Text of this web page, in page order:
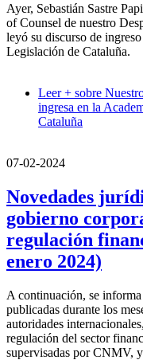
Ayer, Sebastián Sastre
of Counsel de nuestro
leyó su discurso de
Legislación de Cataluña.
Leer + sobre
ingresa en la
Cataluña
07-02-2024
Novedades
gobierno
regulación
enero 2024)
A continuación, se informa
publicadas durante los
autoridades
regulación del sector
supervisadas por CNMV,